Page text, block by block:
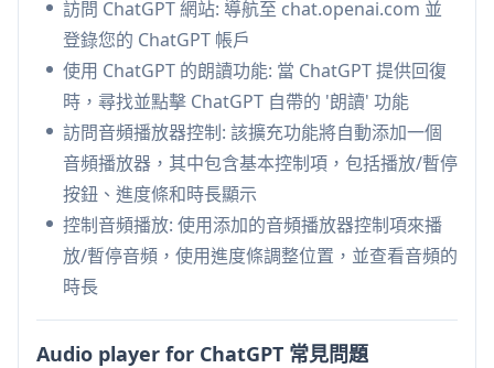
者透過音訊消費 ChatGPT 內容
多工處理增強: 讓使用者在執行其他任務時收聽
ChatGPT 回應
學習輔助: 透過提供具有可控制播放功能的
ChatGPT 回應口語版本來支援聽覺學習者
優點
簡單直觀的介面
開源軟體
輕量級擴充功能（僅 14.83KiB）
缺點
訪問 ChatGPT 網站: 導航至 chat.openai.com 並
登錄您的 ChatGPT 帳戶
使用 ChatGPT 的朗讀功能: 當 ChatGPT 提供回復
時，尋找並點擊 ChatGPT 自帶的 '朗讀' 功能
訪問音頻播放器控制: 該擴充功能將自動添加一個
音頻播放器，其中包含基本控制項，包括播放/暫停
按鈕、進度條和時長顯示
控制音頻播放: 使用添加的音頻播放器控制項來播
放/暫停音頻，使用進度條調整位置，並查看音頻的
時長
Audio player for ChatGPT 常見問題